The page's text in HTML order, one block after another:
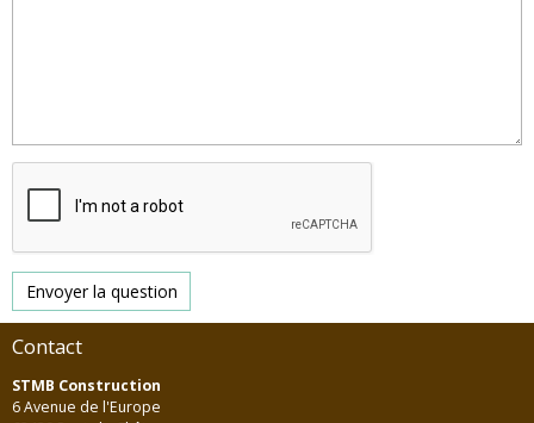
Envoyer la question
Contact
STMB Construction
6 Avenue de l'Europe